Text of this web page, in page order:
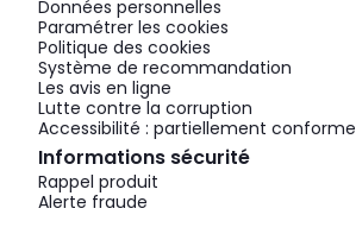
Données personnelles
Paramétrer les cookies
Politique des cookies
Système de recommandation
Les avis en ligne
Lutte contre la corruption
Accessibilité : partiellement conforme
Informations sécurité
Rappel produit
Alerte fraude